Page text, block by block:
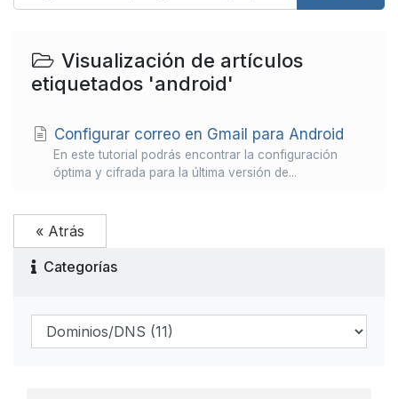
Visualización de artículos
etiquetados 'android'
Configurar correo en Gmail para Android
En este tutorial podrás encontrar la configuración
óptima y cifrada para la última versión de...
« Atrás
Categorías